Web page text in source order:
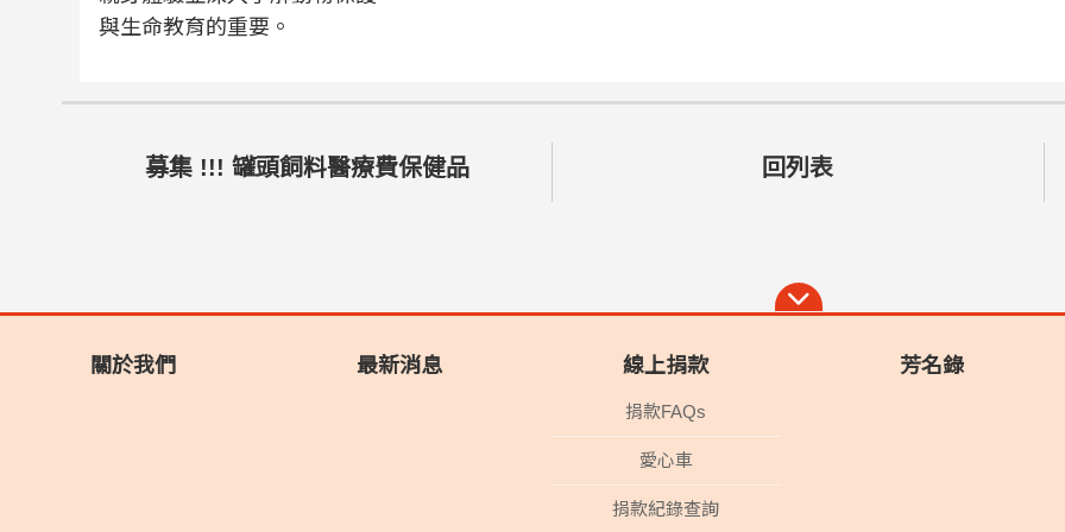
與生命教育的重要。
募集 !!! 罐頭飼料醫療費保健品 回列表
關於我們 最新消息 線上捐款
捐款FAQs
愛心車
捐款紀錄查詢
芳名錄